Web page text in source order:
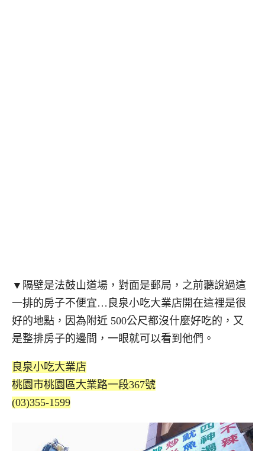
▼隔壁是法鼓山道場，對面是郵局，之前聽說過這
一排的房子不便宜…良泉小吃大業店開在這裡是很
好的地點，因為附近 500公尺都沒什麼好吃的，又
是整排房子的邊間，一眼就可以看到他們。
良泉小吃大業店
桃園市桃園區大業路一段367號
(03)355-1599